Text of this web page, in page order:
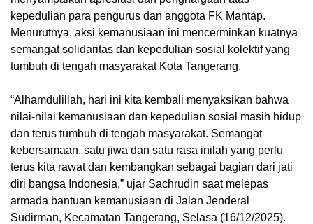
kepedulian para pengurus dan anggota FK Mantap.
Menurutnya, aksi kemanusiaan ini mencerminkan kuatnya
semangat solidaritas dan kepedulian sosial kolektif yang
tumbuh di tengah masyarakat Kota Tangerang.
‎“Alhamdulillah, hari ini kita kembali menyaksikan bahwa
nilai-nilai kemanusiaan dan kepedulian sosial masih hidup
dan terus tumbuh di tengah masyarakat. Semangat
kebersamaan, satu jiwa dan satu rasa inilah yang perlu
terus kita rawat dan kembangkan sebagai bagian dari jati
diri bangsa Indonesia,” ujar Sachrudin saat melepas
armada bantuan kemanusiaan di Jalan Jenderal
Sudirman, Kecamatan Tangerang, Selasa (16/12/2025).